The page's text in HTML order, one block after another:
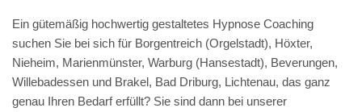
Ein gütemäßig hochwertig gestaltetes Hypnose Coaching
suchen Sie bei sich für Borgentreich (Orgelstadt), Höxter,
Nieheim, Marienmünster, Warburg (Hansestadt), Beverungen,
Willebadessen und Brakel, Bad Driburg, Lichtenau, das ganz
genau Ihren Bedarf erfüllt? Sie sind dann bei unserer